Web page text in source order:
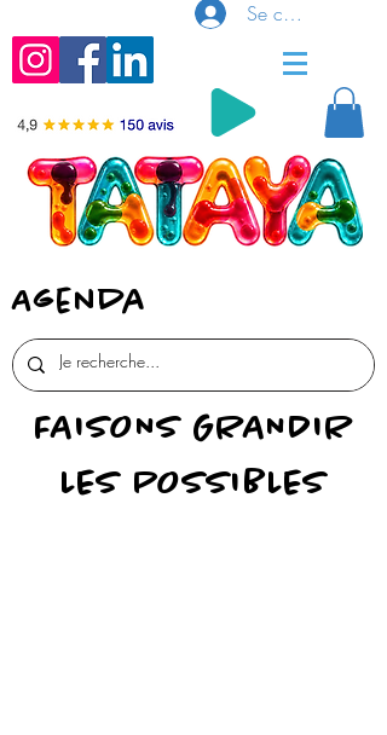
Se connecter
Agenda
FAISONS GRANDIR
LES POSSIBLES